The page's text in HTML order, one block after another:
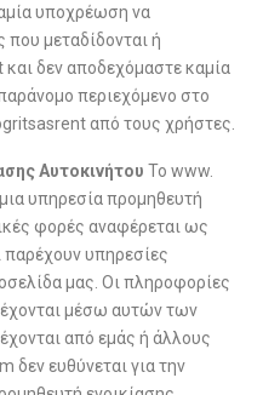
υποχρέωση να
μεταδίδονται ή
δεν αποδεχόμαστε καμία
περιεχόμενο στο
από τους χρήστες.
Αυτοκινήτου Το www.
υπηρεσία προμηθευτή
φορές αναφέρεται ως
παρέχουν υπηρεσίες
μας. Οι πληροφορίες
μέσω αυτών των
από εμάς ή άλλους
δεν ευθύνεται για την